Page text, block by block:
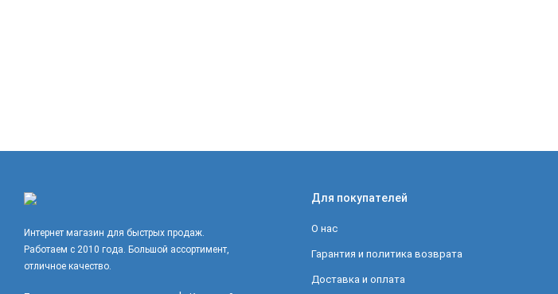
Интернет магазин для быстрых продаж.
Работаем с 2010 года. Большой ассортимент,
отличное качество.
Для покупателей
О нас
Гарантия и политика возврата
Доставка и оплата